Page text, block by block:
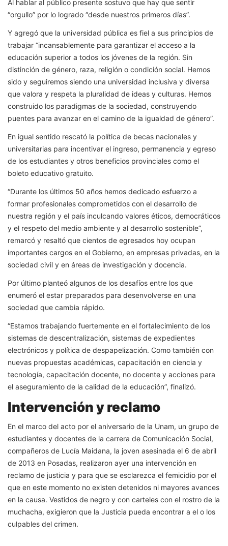
Al hablar al público presente sostuvo que hay que sentir
“orgullo” por lo logrado “desde nuestros primeros días”.
Y agregó que la universidad pública es fiel a sus principios de
trabajar “incansablemente para garantizar el acceso a la
educación superior a todos los jóvenes de la región. Sin
distinción de género, raza, religión o condición social. Hemos
sido y seguiremos siendo una universidad inclusiva y diversa
que valora y respeta la pluralidad de ideas y culturas. Hemos
construido los paradigmas de la sociedad, construyendo
puentes para avanzar en el camino de la igualdad de género”.
En igual sentido rescató la política de becas nacionales y
universitarias para incentivar el ingreso, permanencia y egreso
de los estudiantes y otros beneficios provinciales como el
boleto educativo gratuito.
“Durante los últimos 50 años hemos dedicado esfuerzo a
formar profesionales comprometidos con el desarrollo de
nuestra región y el país inculcando valores éticos, democráticos
y el respeto del medio ambiente y al desarrollo sostenible”,
remarcó y resaltó que cientos de egresados hoy ocupan
importantes cargos en el Gobierno, en empresas privadas, en la
sociedad civil y en áreas de investigación y docencia.
Por último planteó algunos de los desafíos entre los que
enumeró el estar preparados para desenvolverse en una
sociedad que cambia rápido.
“Estamos trabajando fuertemente en el fortalecimiento de los
sistemas de descentralización, sistemas de expedientes
electrónicos y política de despapelización. Como también con
nuevas propuestas académicas, capacitación en ciencia y
tecnología, capacitación docente, no docente y acciones para
el aseguramiento de la calidad de la educación”, finalizó.
Intervención y reclamo
En el marco del acto por el aniversario de la Unam, un grupo de
estudiantes y docentes de la carrera de Comunicación Social,
compañeros de Lucía Maidana, la joven asesinada el 6 de abril
de 2013 en Posadas, realizaron ayer una intervención en
reclamo de justicia y para que se esclarezca el femicidio por el
que en este momento no existen detenidos ni mayores avances
en la causa. Vestidos de negro y con carteles con el rostro de la
muchacha, exigieron que la Justicia pueda encontrar a el o los
culpables del crimen.